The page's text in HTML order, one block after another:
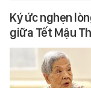
Ký ức nghẹn
giữa Tết Mậu